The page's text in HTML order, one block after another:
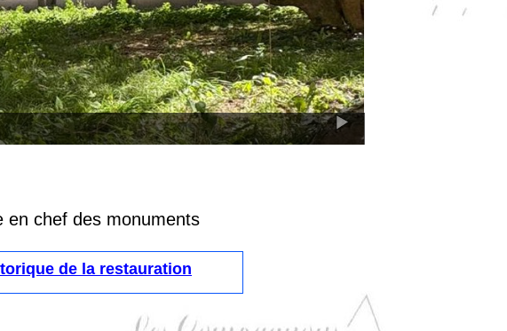
de la restauration
en chef des monuments